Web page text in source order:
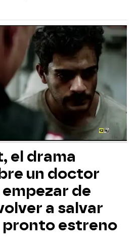
el drama
un doctor
de
a salvar
pronto estreno